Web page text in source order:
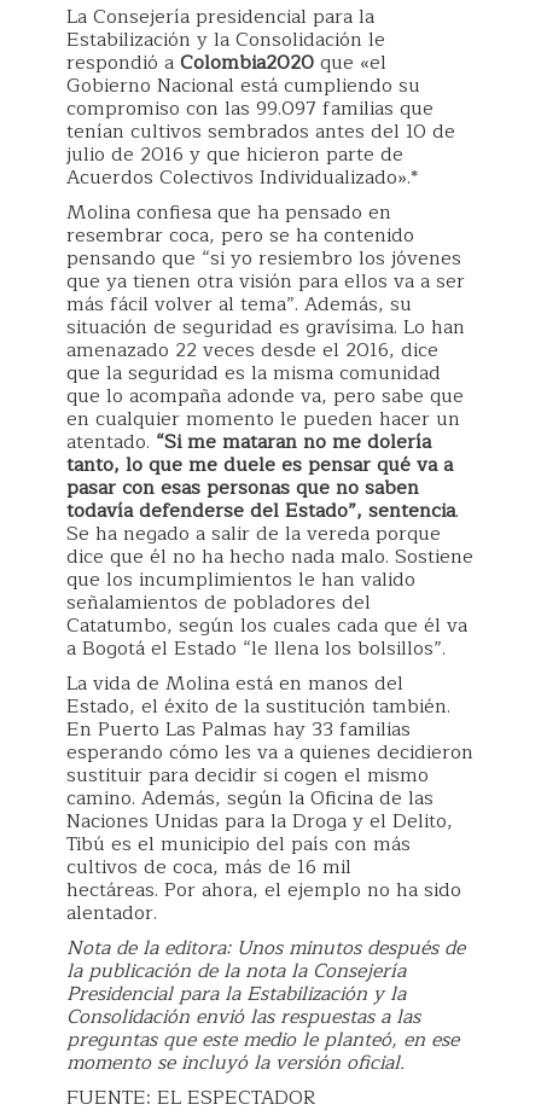
La Consejería presidencial para la
Estabilización y la Consolidación le
respondió aColombia2020que «el
Gobierno Nacional está cumpliendo su
compromiso con las 99.097 familias que
tenían cultivos sembrados antes del 10 de
julio de 2016 y que hicieron parte de
Acuerdos Colectivos Individualizado».*
Molina confiesa que ha pensado en
resembrar coca, pero se ha contenido
pensando que “si yo resiembro los jóvenes
que ya tienen otra visión para ellos va a ser
más fácil volver al tema”. Además, su
situación de seguridad es gravísima. Lo han
amenazado 22 veces desde el 2016, dice
que la seguridad es la misma comunidad
que lo acompaña adonde va, pero sabe que
en cualquier momento le pueden hacer un
atentado. “Si me mataran no me dolería
tanto, lo que me duele es pensar qué va a
pasar con esas personas que no saben
todavía defenderse del Estado”, sentencia.
Se ha negado a salir de la vereda porque
dice que él no ha hecho nada malo. Sostiene
que los incumplimientos le han valido
señalamientos de pobladores del
Catatumbo, según los cuales cada que él va
a Bogotá el Estado “le llena los bolsillos”.
La vida de Molina está en manos del
Estado, el éxito de la sustitución también.
En Puerto Las Palmas hay 33 familias
esperando cómo les va a quienes decidieron
sustituir para decidir si cogen el mismo
camino. Además, según la Oficina de las
Naciones Unidas para la Droga y el Delito,
Tibú es el municipio del país con más
cultivos de coca, más de 16 mil
hectáreas. Por ahora, el ejemplo no ha sido
alentador.
Nota de la editora: Unos minutos después de
la publicación de la nota la Consejería
Presidencial para la Estabilización y la
Consolidación envió las respuestas a las
preguntas que este medio le planteó, en ese
momento se incluyó la versión oficial.
FUENTE: EL ESPECTADOR